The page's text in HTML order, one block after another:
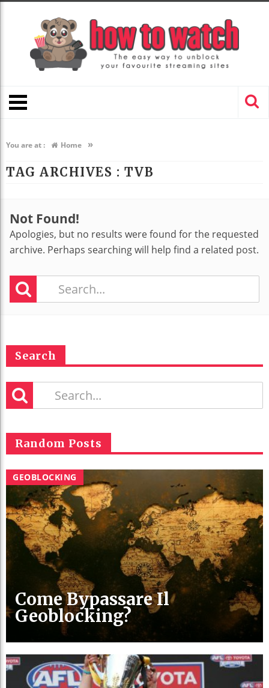
You are at : Home »
TAG ARCHIVES : TVB
Not Found!
Apologies, but no results were found for the requested
archive. Perhaps searching will help find a related post.
Search
Random Posts
GEOBLOCKING
Come Bypassare Il
Geoblocking?